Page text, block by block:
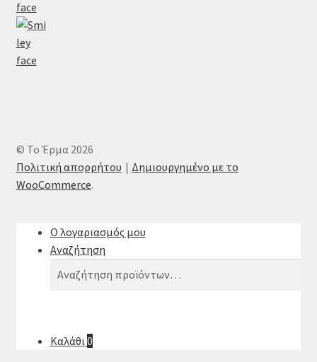
© Το Έρμα 2026
Πολιτική απορρήτου
Δημιουργημένο με το
WooCommerce.
Ο λογαριασμός μου
Αναζήτηση
Αναζήτηση
Αναζήτηση
Καλάθι0